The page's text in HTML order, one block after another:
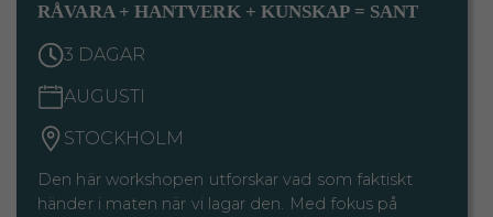
RÅVARA + HANTVERK + KUNSKAP = SANT
3 DAGAR
AUGUSTI
STOCKHOLM
Den här workshopen utforskar vad som faktiskt
händer i maten när vi lagar den. Med fokus på